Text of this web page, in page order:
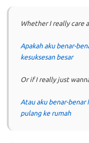
Whether I really care
Apakah aku benar-
kesuksesan besar
Or if I really just
Atau aku benar-
pulang ke rumah